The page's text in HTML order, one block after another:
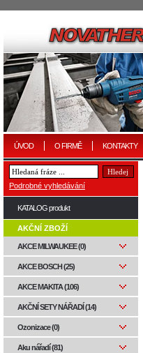
ÚVOD O FIRMĚ KONTAKTY
Podrobné vyhledávání
KATALOG produkt
AKČNÍ ZBOŽÍ
AKCE MILWAUKEE (0)
AKCE BOSCH (25)
AKCE MAKITA (106)
AKČNÍ SETY NÁŘADÍ (14)
Ozonizace (0)
Aku nářadí (81)